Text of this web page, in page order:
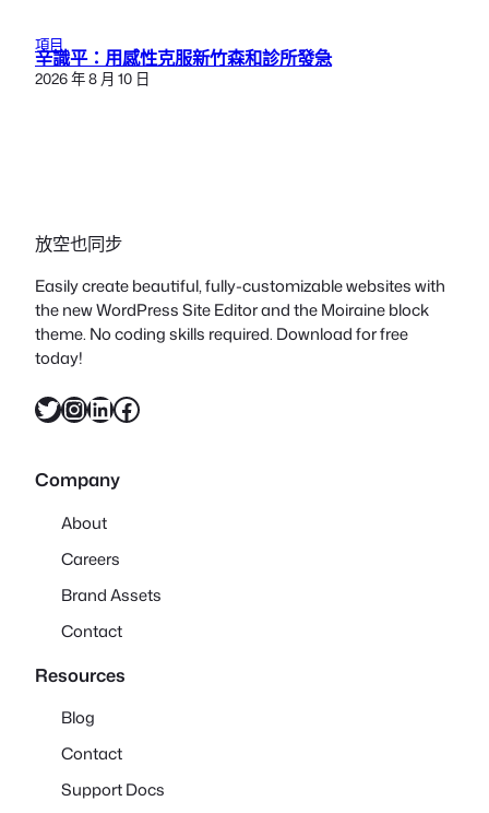
項目
辛識平：用感性克服新竹森和診所發急
2026 年 8 月 10 日
放空也同步
Easily create beautiful, fully-customizable websites with
the new WordPress Site Editor and the Moiraine block
theme. No coding skills required. Download for free
today!
X InstagramLinkedIn Facebook
Company
About
Careers
Brand Assets
Contact
Resources
Blog
Contact
Support Docs